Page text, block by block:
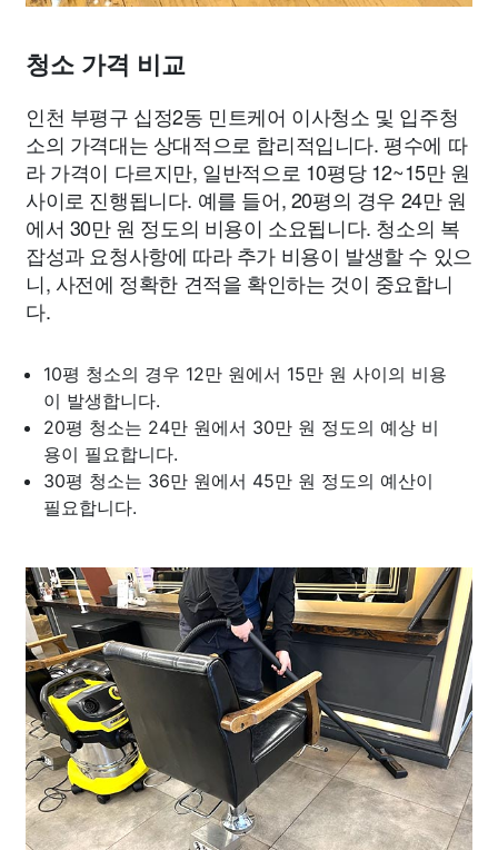
청소 가격 비교
인천 부평구 십정2동 민트케어 이사청소 및 입주청
소의 가격대는 상대적으로 합리적입니다. 평수에 따
라 가격이 다르지만, 일반적으로 10평당 12~15만 원
사이로 진행됩니다. 예를 들어, 20평의 경우 24만 원
에서 30만 원 정도의 비용이 소요됩니다. 청소의 복
잡성과 요청사항에 따라 추가 비용이 발생할 수 있으
니, 사전에 정확한 견적을 확인하는 것이 중요합니
다.
10평 청소의 경우 12만 원에서 15만 원 사이의 비용
이 발생합니다.
20평 청소는 24만 원에서 30만 원 정도의 예상 비
용이 필요합니다.
30평 청소는 36만 원에서 45만 원 정도의 예산이
필요합니다.